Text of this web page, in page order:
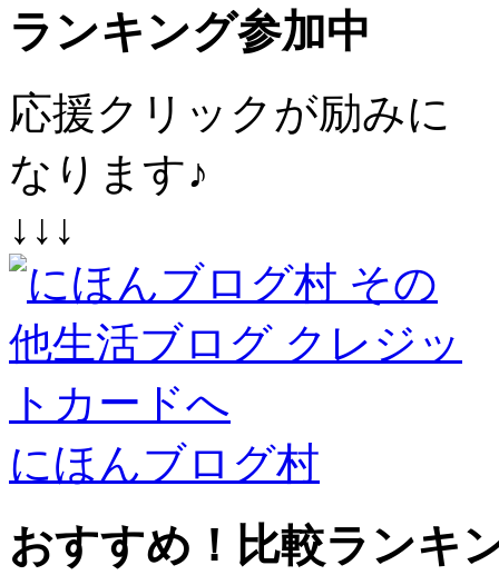
ランキング参加中
応援クリックが励みに
なります♪
↓↓↓
にほんブログ村
おすすめ！比較ランキ